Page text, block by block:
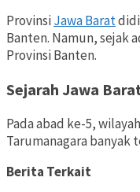
ProvinsiJawa Barat
Banten. Namun, sejak
Provinsi Banten.
Sejarah Jawa
Pada abad ke-5,
Tarumanagara banyak
Berita Terkait